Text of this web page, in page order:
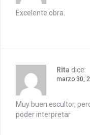
Excelente obra.
Rita dice:
marzo 30,
Muy buen escultor,
poder interpretar